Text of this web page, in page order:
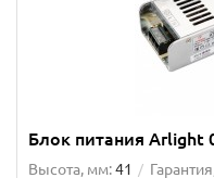
Блок питания Arlight
Высота, мм:41